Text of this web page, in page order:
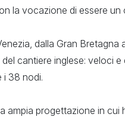
la vocazione di essere un
dalla Gran Bretagna
cantiere inglese: veloci
i 38 nodi.
ampia progettazione in cui